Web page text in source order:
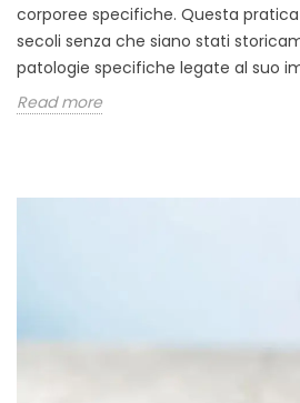
corporee specifiche. Questa
secoli senza che siano stati
patologie specifiche legate al suo
Read more